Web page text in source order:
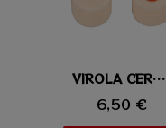
Vista rápidaVIROLA CEROCITE
6,50 €